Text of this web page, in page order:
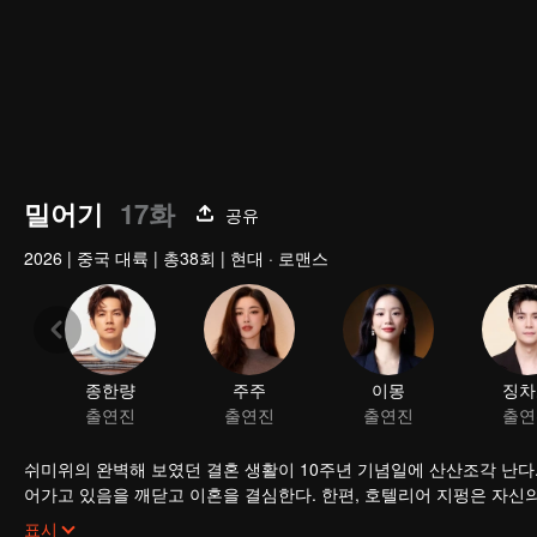
밀어기 17화
공유
2026 | 중국 대륙 | 총38회 | 현대 · 로맨스
종한량
출연진
주주
출연진
이몽
출연진
징
출
쉬미위의 완벽해 보였던 결혼 생활이 10주년 기념일에 산산조각 난
어가고 있음을 깨닫고 이혼을 결심한다. 한편, 호텔리어 지펑은 자
는 쉬미위는 푸룽 호텔의 객실 청소부로 일하기 시작했고 지펑은 호
표시